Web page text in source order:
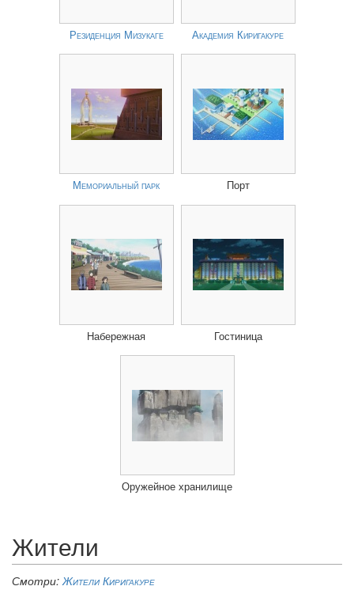
Резиденция Мизукаге Академия Киригакуре
Мемориальный парк Порт
Набережная Гостиница
Оружейное хранилище
Жители
Смотри: Жители Киригакуре